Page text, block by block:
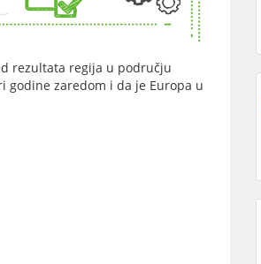
rezultata regija u području
godine zaredom i da je Europa u